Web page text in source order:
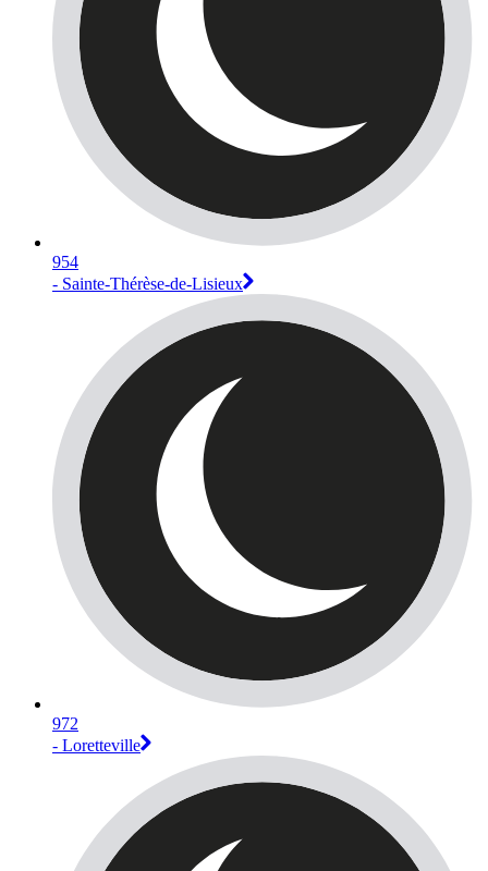
954
- Sainte-Thérèse-de-Lisieux
972
- Loretteville